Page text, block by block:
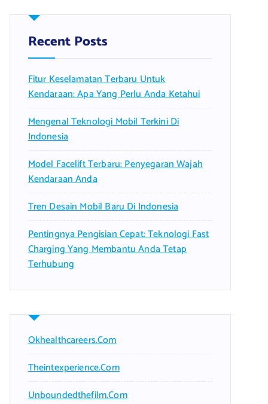
h
f
o
:
Recent Posts
Fitur Keselamatan Terbaru Untuk
Kendaraan: Apa Yang Perlu Anda Ketahui
Mengenal Teknologi Mobil Terkini Di
Indonesia
Model Facelift Terbaru: Penyegaran Wajah
Kendaraan Anda
Tren Desain Mobil Baru Di Indonesia
Pentingnya Pengisian Cepat: Teknologi Fast
Charging Yang Membantu Anda Tetap
Terhubung
Okhealthcareers.com
Theintexperience.com
Unboundedthefilm.com